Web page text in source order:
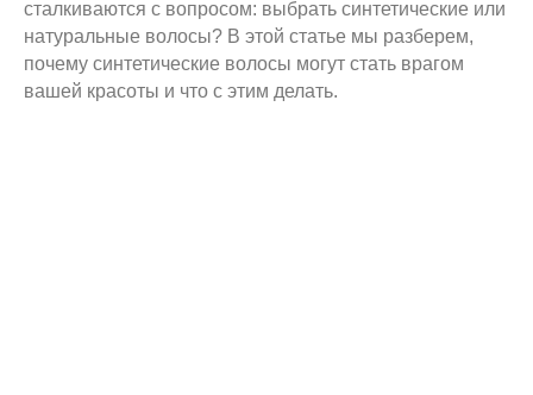
сталкиваются с вопросом: выбрать синтетические или
натуральные волосы? В этой статье мы разберем,
почему синтетические волосы могут стать врагом
вашей красоты и что с этим делать.